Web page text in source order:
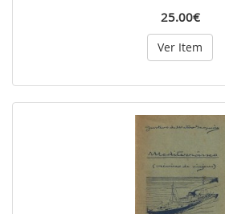
25.00€
Ver Item